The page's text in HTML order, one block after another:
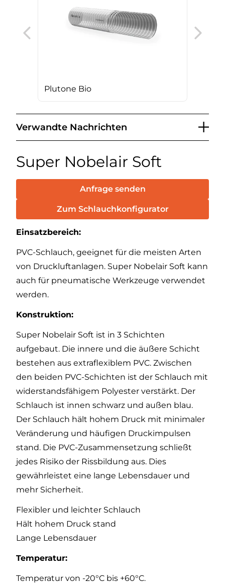
Plutone Bio
Verwandte Nachrichten
Super Nobelair Soft
Anfrage senden
Zum Schlauchkonfigurator
Einsatzbereich:
PVC-Schlauch, geeignet für die meisten Arten
von Druckluftanlagen. Super Nobelair Soft kann
auch für pneumatische Werkzeuge verwendet
werden.
Konstruktion:
Super Nobelair Soft ist in 3 Schichten
aufgebaut. Die innere und die äußere Schicht
bestehen aus extraflexiblem PVC. Zwischen
den beiden PVC-Schichten ist der Schlauch mit
widerstandsfähigem Polyester verstärkt. Der
Schlauch ist innen schwarz und außen blau.
Der Schlauch hält hohem Druck mit minimaler
Veränderung und häufigen Druckimpulsen
stand. Die PVC-Zusammensetzung schließt
jedes Risiko der Rissbildung aus. Dies
gewährleistet eine lange Lebensdauer und
mehr Sicherheit.
Flexibler und leichter Schlauch
Hält hohem Druck stand
Lange Lebensdauer
Temperatur:
Temperatur von -20°C bis +60°C.